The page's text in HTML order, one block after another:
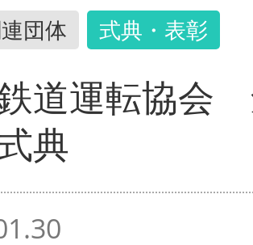
団体 式典・表彰
道運転協会
典